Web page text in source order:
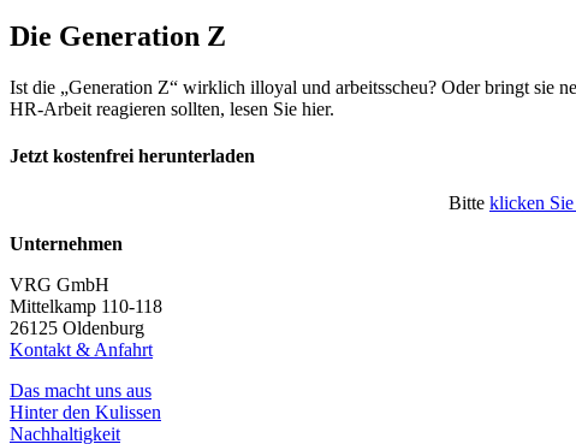
Die Generation Z
Ist die „Generation Z“ wirklich illoyal und arbeitsscheu? Oder bringt sie
HR-Arbeit reagieren sollten, lesen Sie hier.
Jetzt kostenfrei herunterladen
Bitte klicken
Unternehmen
VRG GmbH
Mittelkamp 110-118
26125 Oldenburg
Kontakt & Anfahrt
Das macht uns aus
Hinter den Kulissen
Nachhaltigkeit